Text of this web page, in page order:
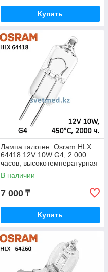
Купить
Лампа галоген. Osram HLX
64418 12V 10W G4, 2.000
часов, высокотемпературная
450°C
В наличии
7 000 ₸
Купить